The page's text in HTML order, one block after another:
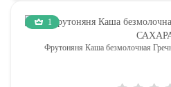
1
Фрутоняня Каша безмолочная